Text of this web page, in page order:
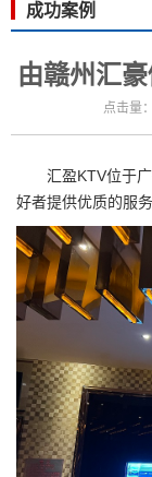
成功案例
由赣州汇
点击量
汇盈KTV位于广
好者提供优质的服